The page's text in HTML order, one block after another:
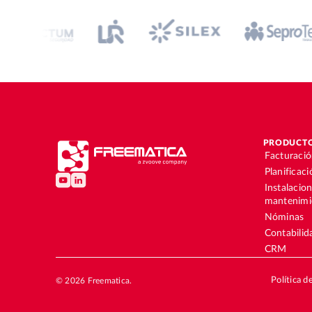
Nóminas
CRM
Política
© 2026 Freematica.